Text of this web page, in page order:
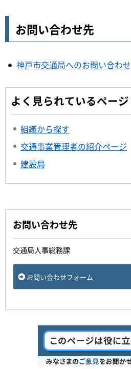
お問い合わせ先
神戸市交通局へのお問い合わせ
よく見られているページ
組織から探す
交通事業管理者の紹介ページ
建設局
お問い合わせ先
交通局人事総務課
お問い合わせフォーム